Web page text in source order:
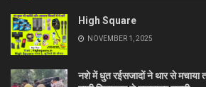
High Square
NOVEMBER 1, 2025
नशे में धुत रईसजादों ने थार से मचाया